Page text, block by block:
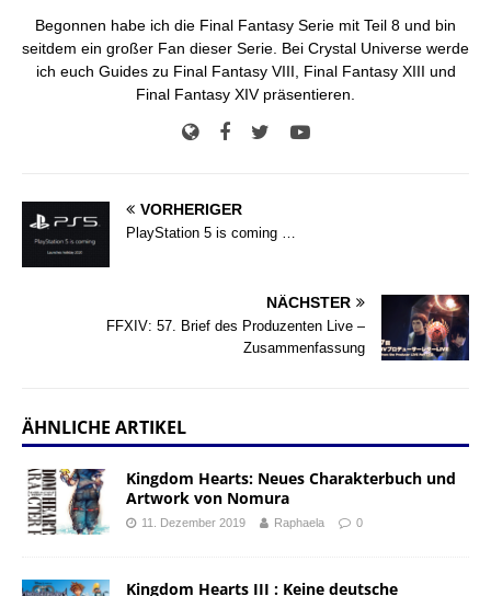
Begonnen habe ich die Final Fantasy Serie mit Teil 8 und bin
seitdem ein großer Fan dieser Serie. Bei Crystal Universe werde
ich euch Guides zu Final Fantasy VIII, Final Fantasy XIII und
Final Fantasy XIV präsentieren.
VORHERIGER
PlayStation 5 is coming …
NÄCHSTER
FFXIV: 57. Brief des Produzenten Live –
Zusammenfassung
ÄHNLICHE ARTIKEL
Kingdom Hearts: Neues Charakterbuch und
Artwork von Nomura
11. Dezember 2019 Raphaela 0
Kingdom Hearts III : Keine deutsche